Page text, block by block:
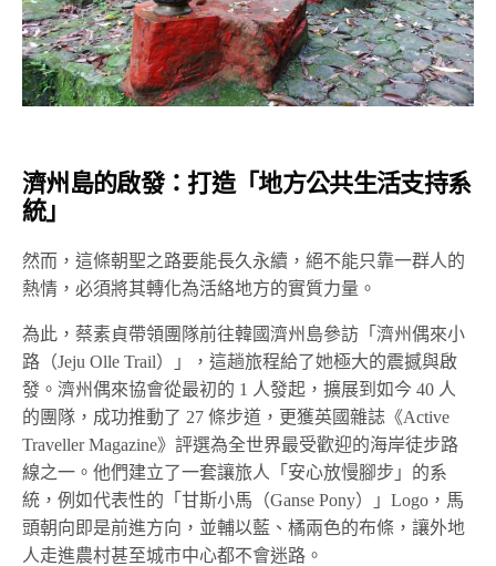
濟州島的啟發：打造「地方公共生活支持系
統」
然而，這條朝聖之路要能長久永續，絕不能只靠一群人的
熱情，必須將其轉化為活絡地方的實質力量。
為此，蔡素貞帶領團隊前往韓國濟州島參訪「濟州偶來小
路（Jeju Olle Trail）」，這趟旅程給了她極大的震撼與啟
發。濟州偶來協會從最初的 1 人發起，擴展到如今 40 人
的團隊，成功推動了 27 條步道，更獲英國雜誌《Active
Traveller Magazine》評選為全世界最受歡迎的海岸徒步路
線之一。他們建立了一套讓旅人「安心放慢腳步」的系
統，例如代表性的「甘斯小馬（Ganse Pony）」Logo，馬
頭朝向即是前進方向，並輔以藍、橘兩色的布條，讓外地
人走進農村甚至城市中心都不會迷路。